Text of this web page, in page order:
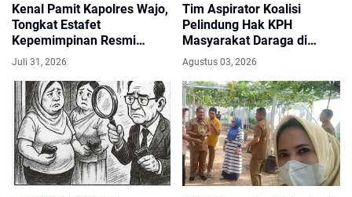
Kenal Pamit Kapolres Wajo,
Tongkat Estafet
Kepemimpinan Resmi
Beralih dari AKBP
Muhammad Rosid Ridho
kepada AKBP Douglas
Mahenrajaya, S.H., S.I.K.,
M.I.K., M.Tr.Opsla
Juli 31, 2026
Tim Aspirator Koalisi
Pelindung Hak KPH
Masyarakat Daraga di
Terimah Oleh Komisi I
DPRD Kab. Wajo Lakukan
Gelar Rapat Dengar
Pendapat.
Agustus 03, 2026